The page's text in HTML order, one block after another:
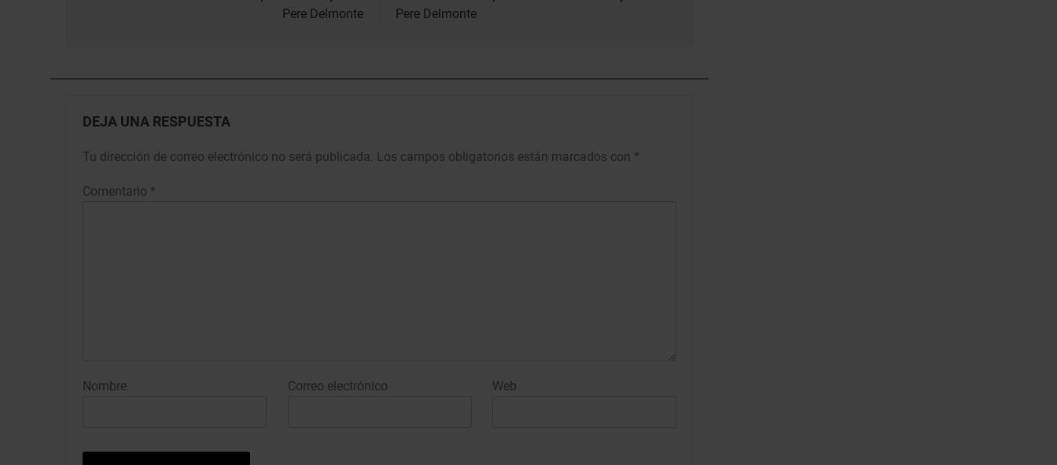
Pere Delmonte
Pere Delmonte
DEJA UNA RESPUESTA
Tu dirección de correo electrónico no será publicada. Los campos obligatorios están marcados con *
Comentario *
Nombre Correo electrónico Web